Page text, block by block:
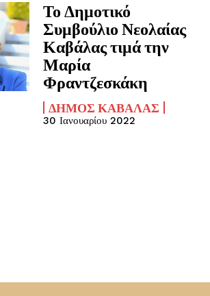
Το Δημοτικό
Συμβούλιο Νεολαίας
Καβάλας τιμά την
Μαρία
Φραντζεσκάκη
ΔΉΜΟΣ ΚΑΒΆΛΑΣ
30 Ιανουαρίου 2022